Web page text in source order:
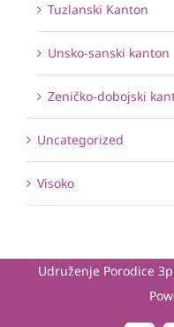
Tuzlanski Kanton
Unsko-sanski kanton
Zeničko-dobojski
Uncategorized
Visoko
Udruženje Porodice